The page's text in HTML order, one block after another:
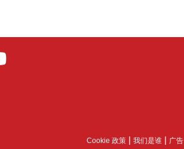
Cookie 政策 | 我们是谁 | 广告